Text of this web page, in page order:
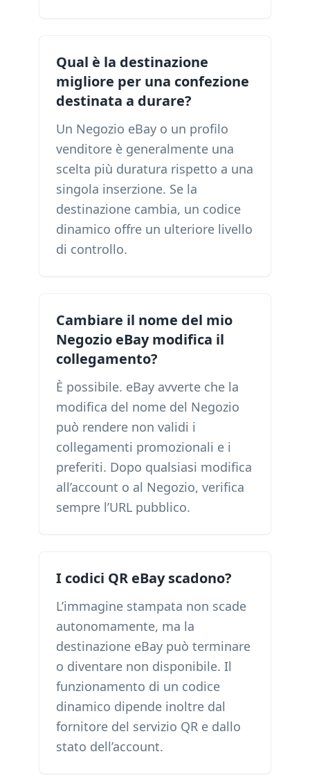
Qual è la destinazione
migliore per una confezione
destinata a durare?
Un Negozio eBay o un profilo
venditore è generalmente una
scelta più duratura rispetto a una
singola inserzione. Se la
destinazione cambia, un codice
dinamico offre un ulteriore livello
di controllo.
Cambiare il nome del mio
Negozio eBay modifica il
collegamento?
È possibile. eBay avverte che la
modifica del nome del Negozio
può rendere non validi i
collegamenti promozionali e i
preferiti. Dopo qualsiasi modifica
all’account o al Negozio, verifica
sempre l’URL pubblico.
I codici QR eBay scadono?
L’immagine stampata non scade
autonomamente, ma la
destinazione eBay può terminare
o diventare non disponibile. Il
funzionamento di un codice
dinamico dipende inoltre dal
fornitore del servizio QR e dallo
stato dell’account.